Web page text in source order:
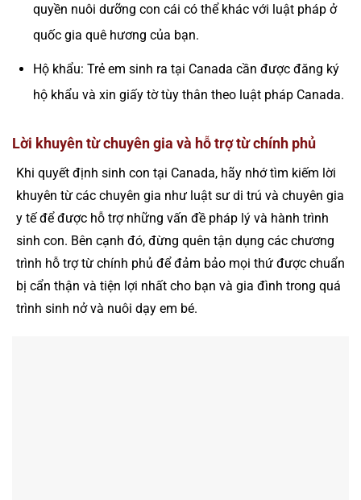
quyền nuôi dưỡng con cái có thể khác với luật pháp ở
quốc gia quê hương của bạn.
Hộ khẩu: Trẻ em sinh ra tại Canada cần được đăng ký
hộ khẩu và xin giấy tờ tùy thân theo luật pháp Canada.
Lời khuyên từ chuyên gia và hỗ trợ từ chính phủ
Khi quyết định sinh con tại Canada, hãy nhớ tìm kiếm lời
khuyên từ các chuyên gia như luật sư di trú và chuyên gia
y tế để được hỗ trợ những vấn đề pháp lý và hành trình
sinh con. Bên cạnh đó, đừng quên tận dụng các chương
trình hỗ trợ từ chính phủ để đảm bảo mọi thứ được chuẩn
bị cẩn thận và tiện lợi nhất cho bạn và gia đình trong quá
trình sinh nở và nuôi dạy em bé.